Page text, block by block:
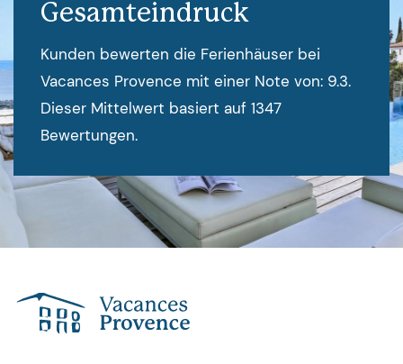
Gesamteindruck
Kunden bewerten die Ferienhäuser bei
Vacances Provence mit einer Note von: 9.3.
Dieser Mittelwert basiert auf 1347
Bewertungen.